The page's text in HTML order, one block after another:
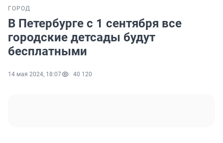
ГОРОД
В Петербурге с 1 сентября все
городские детсады будут
бесплатными
14 мая 2024, 18:07 40 120